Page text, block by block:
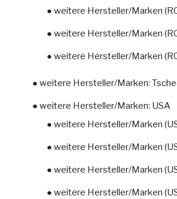
● weitere Hersteller/Marken
● weitere Hersteller/Marken
● weitere Hersteller/Marken
● weitere Hersteller/Marken:
● weitere Hersteller/Marken: USA
● weitere Hersteller/Marken
● weitere Hersteller/Marken
● weitere Hersteller/Marken
● weitere Hersteller/Marken